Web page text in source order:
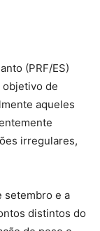
(PRF/ES)
objetivo de
aqueles
irregulares,
setembro e a
distintos do